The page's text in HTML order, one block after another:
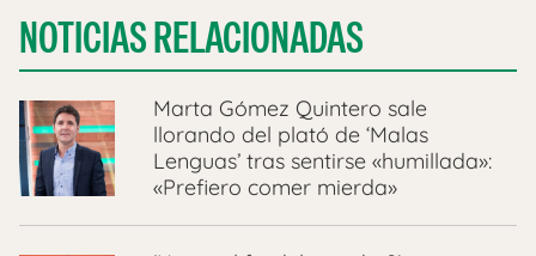
NOTICIAS RELACIONADAS
Marta Gómez Quintero sale
llorando del plató de ‘Malas
Lenguas’ tras sentirse «humillada»:
«Prefiero comer mierda»